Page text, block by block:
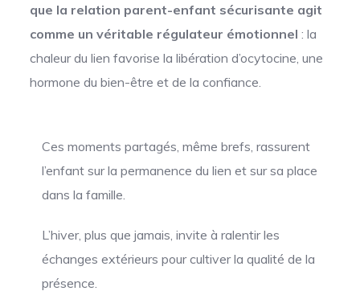
que la relation parent-enfant sécurisante agit
comme un véritable régulateur émotionnel : la
chaleur du lien favorise la libération d’ocytocine, une
hormone du bien-être et de la confiance.
Ces moments partagés, même brefs, rassurent
l’enfant sur la permanence du lien et sur sa place
dans la famille.
L’hiver, plus que jamais, invite à ralentir les
échanges extérieurs pour cultiver la qualité de la
présence.